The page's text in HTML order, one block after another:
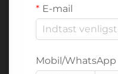
E-mail
Mobil/WhatsApp